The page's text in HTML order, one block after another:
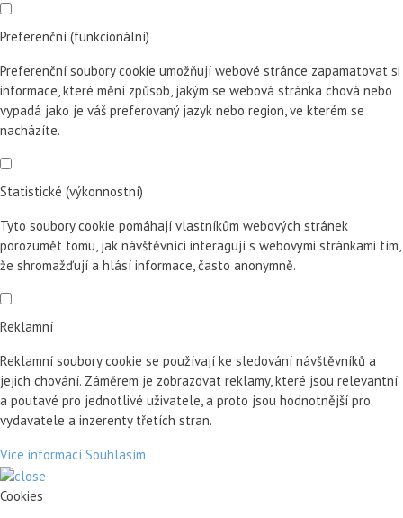
Preferenční (funkcionální)
Preferenční soubory cookie umožňují webové stránce zapamatovat si
informace, které mění způsob, jakým se webová stránka chová nebo
vypadá jako je váš preferovaný jazyk nebo region, ve kterém se
nacházíte.
Statistické (výkonnostní)
Tyto soubory cookie pomáhají vlastníkům webových stránek
porozumět tomu, jak návštěvníci interagují s webovými stránkami tím,
že shromažďují a hlásí informace, často anonymně.
Reklamní
Reklamní soubory cookie se používají ke sledování návštěvníků a
jejich chování. Záměrem je zobrazovat reklamy, které jsou relevantní
a poutavé pro jednotlivé uživatele, a proto jsou hodnotnější pro
vydavatele a inzerenty třetích stran.
Více informací Souhlasím
Cookies